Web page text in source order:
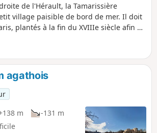
de l'Hérault, la Tamarissière
village paisible de bord de mer. Il doit
plantés à la fin du XVIIIe siècle afin de
une vaste pinède et la zone
découvrez une nature sauvage aux
Depuis les pierres
au sable des chemins des dunes,
au milieu de la végétation
balade dans cet écrin de contrastes.
agathois
m
-131 m